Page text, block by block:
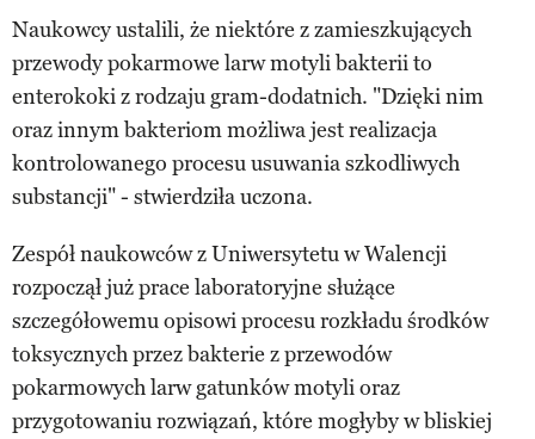
Naukowcy ustalili, że niektóre z zamieszkujących
przewody pokarmowe larw motyli bakterii to
enterokoki z rodzaju gram-dodatnich. "Dzięki nim
oraz innym bakteriom możliwa jest realizacja
kontrolowanego procesu usuwania szkodliwych
substancji" - stwierdziła uczona.
Zespół naukowców z Uniwersytetu w Walencji
rozpoczął już prace laboratoryjne służące
szczegółowemu opisowi procesu rozkładu środków
toksycznych przez bakterie z przewodów
pokarmowych larw gatunków motyli oraz
przygotowaniu rozwiązań, które mogłyby w bliskiej